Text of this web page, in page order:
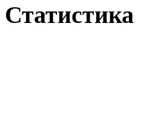
Статистика